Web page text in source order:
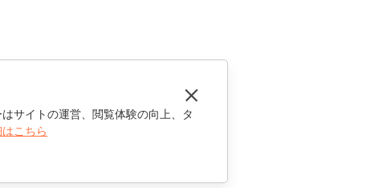
サイトの運営、閲覧体験の向上、タ
こちら